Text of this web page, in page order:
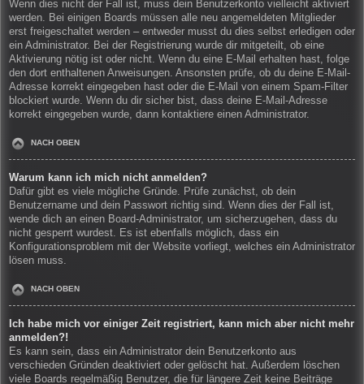
Wenn dies nicht der Fall ist, muss dein Benutzerkonto vielleicht aktiviert
werden. Bei einigen Boards müssen alle neu angemeldeten Mitglieder
erst freigeschaltet werden – entweder musst du dies selbst erledigen oder
ein Administrator. Bei der Registrierung wurde dir mitgeteilt, ob eine
Aktivierung nötig ist oder nicht. Wenn du eine E-Mail erhalten hast, folge
den dort enthaltenen Anweisungen. Ansonsten prüfe, ob du deine E-Mail-
Adresse korrekt eingegeben hast oder die E-Mail von einem Spam-Filter
blockiert wurde. Wenn du dir sicher bist, dass deine E-Mail-Adresse
korrekt eingegeben wurde, dann kontaktiere einen Administrator.
NACH OBEN
Warum kann ich mich nicht anmelden?
Dafür gibt es viele mögliche Gründe. Prüfe zunächst, ob dein
Benutzername und dein Passwort richtig sind. Wenn dies der Fall ist,
wende dich an einen Board-Administrator, um sicherzugehen, dass du
nicht gesperrt wurdest. Es ist ebenfalls möglich, dass ein
Konfigurationsproblem mit der Website vorliegt, welches ein Administrator
lösen muss.
NACH OBEN
Ich habe mich vor einiger Zeit registriert, kann mich aber nicht mehr
anmelden?!
Es kann sein, dass ein Administrator dein Benutzerkonto aus
verschieden Gründen deaktiviert oder gelöscht hat. Außerdem löschen
viele Boards regelmäßig Benutzer, die für längere Zeit keine Beiträge